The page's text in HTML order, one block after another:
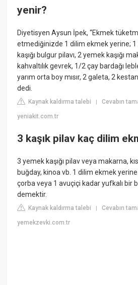
yenir?
Diyetisyen Aysun İpek, “Ekmek
etmediğinizde 1 dilim ekmek yerine;
kaşığı bulgur pilavı, 2 yemek kaşığı
kahvaltılık gevrek, 1/2 çay bardağı
yarım orta boy mısır, 2 galeta, 2
dedi.
Kaynak kaldırma talebi |Cevabın
yeniakit.com.tr
3 kaşık pilav kaç dilim
3 yemek kaşığı pilav veya makarna,
buğday, kinoa vb. 1 dilim ekmek
çorba veya 1 avuçiçi kadar yufkalı bir
demektir.
Kaynak kaldırma talebi |Cevabın
yemekzevki.com.tr